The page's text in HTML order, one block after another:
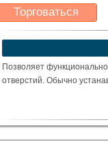
Торговаться
Какая цена Вас
устроит?
Указать цену
Позволяет
отверстий. Обычно